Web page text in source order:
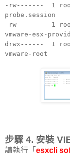
-rw------- 1
probe.session
-rw------- 1
vmware-esx-
drwx------ 1
vmware-root
步驟 4. 安裝
請執行「 esxcli